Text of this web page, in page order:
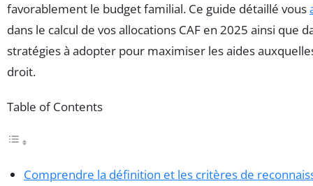
favorablement le budget familial. Ce guide détaillé vous
dans le calcul de vos allocations CAF en 2025 ainsi que
stratégies à adopter pour maximiser les aides
droit.
Table of Contents
Comprendre la définition et les critères de